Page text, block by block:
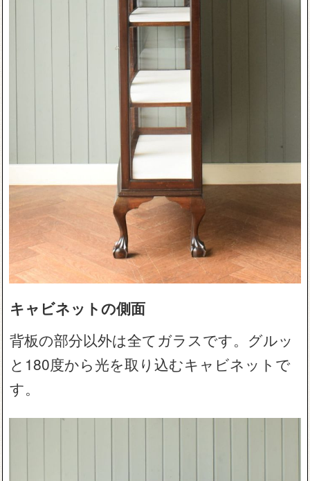
キャビネットの側面
背板の部分以外は全てガラスです。グルッ
と180度から光を取り込むキャビネットで
す。